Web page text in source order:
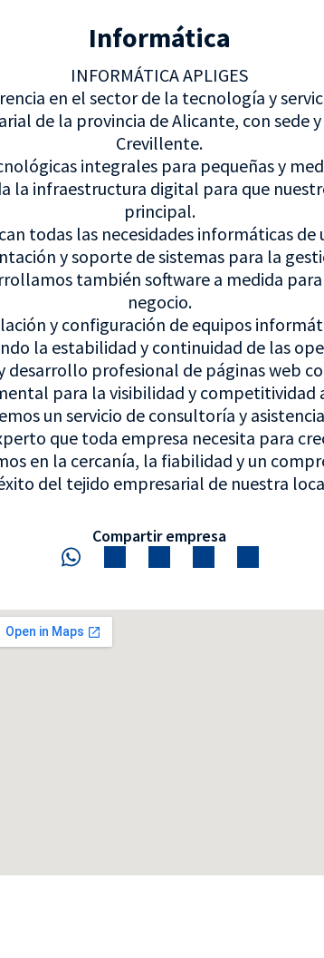
Informática
INFORMÁTICA APLIGES
en el sector de la tecnología y
de la provincia de Alicante, con sede
Crevillente.
integrales para pequeñas y
la infraestructura digital para que
principal.
todas las necesidades informáticas
y soporte de sistemas para la
también software a medida
negocio.
y configuración de equipos
la estabilidad y continuidad de las
desarrollo profesional de páginas web
para la visibilidad y competitividad
un servicio de consultoría y
que toda empresa necesita para
en la cercanía, la fiabilidad y un
del tejido empresarial de nuestra
Compartir empresa